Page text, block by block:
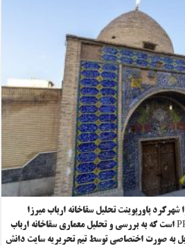
شهرکرد پاورپوینت تحلیل سقاخانه ارباب میرزا
شهرکرد شامل ۴۵ اسلاید با فرمت PPT است که به بررسی و تحلیل معماری سقاخانه ارباب
به صورت اختصاصی توسط تیم تحریریه سایت دانش